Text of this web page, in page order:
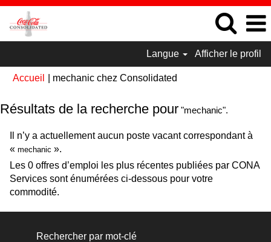
Langue Afficher le profil
Accueil mechanic chez Consolidated
Résultats de la recherche pour "mechanic".
Il n’y a actuellement aucun poste vacant correspondant à
« mechanic ».
Les 0 offres d’emploi les plus récentes publiées par CONA
Services sont énumérées ci-dessous pour votre
commodité.
Rechercher par mot-clé